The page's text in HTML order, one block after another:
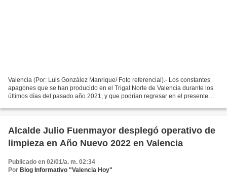
Valencia (Por: Luis González Manrique/ Foto referencial).- Los constantes
apagones que se han producido en el Trigal Norte de Valencia durante los
últimos días del pasado año 2021, y que podrían regresar en el presente
Alcalde Julio Fuenmayor desplegó operativo de
limpieza en Año Nuevo 2022 en Valencia
Publicado en 02/01/a. m. 02:34
Por Blog Informativo "Valencia Hoy"